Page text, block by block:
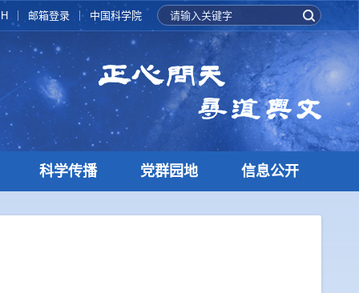
邮箱登录 中国科学院
科学传播 党群园地 信息公开